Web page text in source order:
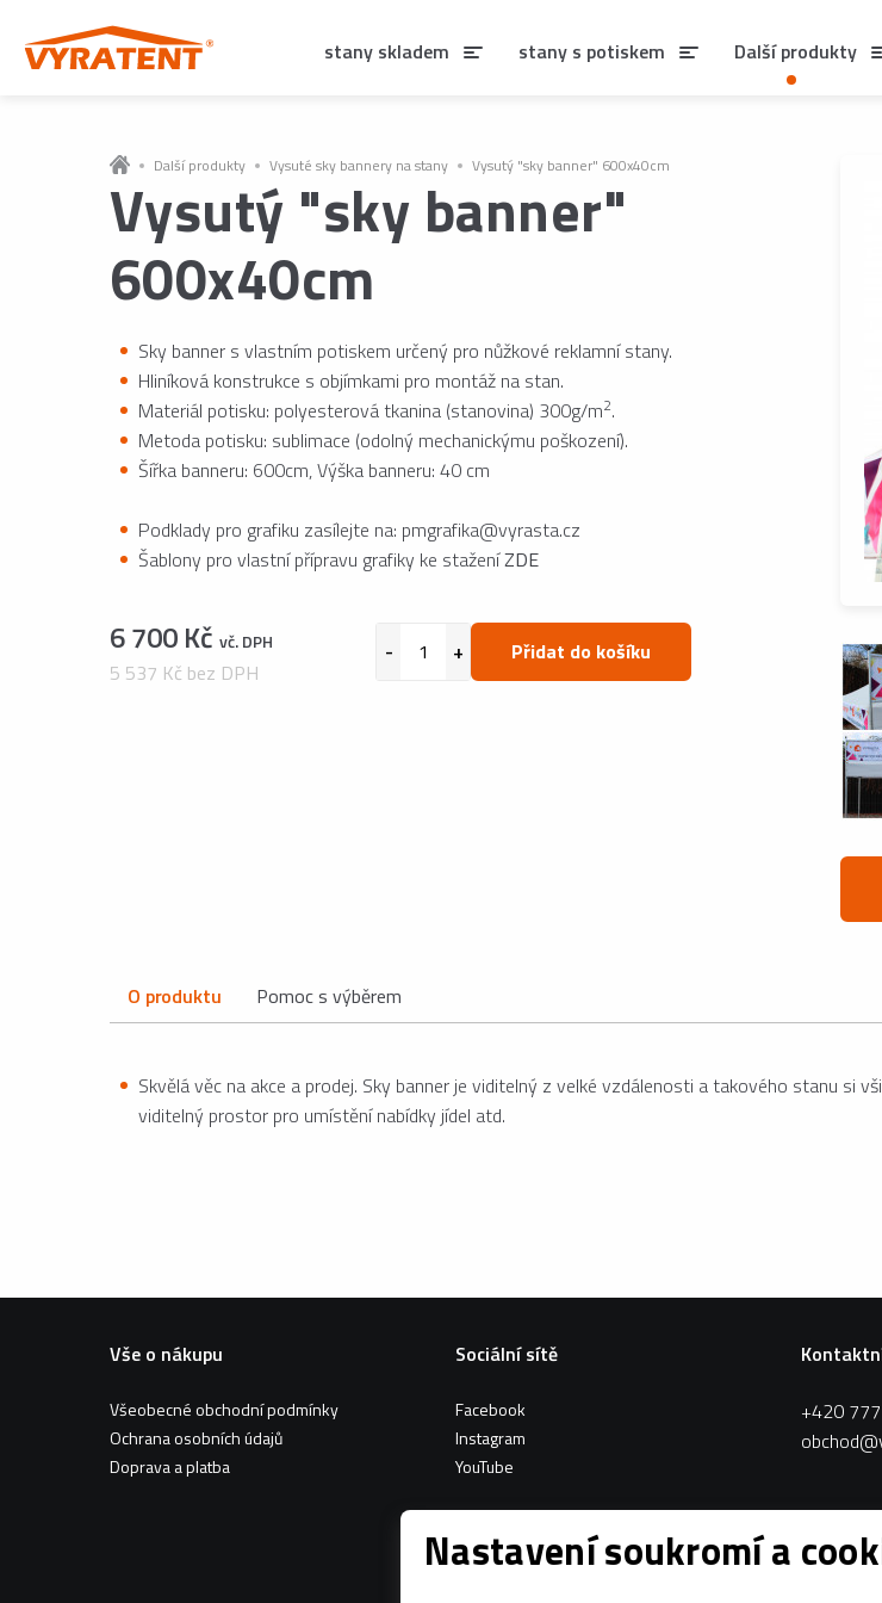
Další produkty Vysuté sky bannery na stany Vysutý "sky banner" 600x40cm
Vysutý "sky banner"
600x40cm
Sky banner s vlastním potiskem určený pro nůžkové reklamní stany.
Hliníková konstrukce s objímkami pro montáž na stan.
Materiál potisku: polyesterová tkanina (stanovina) 300g/m2.
Metoda potisku: sublimace (odolný mechanickýmu poškození).
Šířka banneru: 600cm, Výška banneru: 40 cm
Podklady pro grafiku zasílejte na: pmgrafika@vyrasta.cz
Šablony pro vlastní přípravu grafiky ke staženíZDE
6 700 Kč vč. DPH
5 537 Kč bez DPH
Přidat do košíku
O produktu Pomoc s výběrem
Skvělá věc na akce a prodej. Sky banner je viditelný z velké vzdálenosti a takového stanu si
viditelný prostor pro umístění nabídky jídel atd.
Vše o nákupu
Všeobecné obchodní podmínky
Ochrana osobních údajů
Doprava a platba
Sociální sítě
Facebook
Instagram
YouTube
+420
stany skladem stany s potiskem Další produkty
Nastavení soukromí a